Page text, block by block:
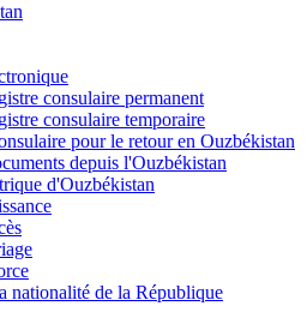
consulaire permanent
consulaire temporaire
pour le retour en Ouzbékistan
depuis l'Ouzbékistan
d'Ouzbékistan
nationalité de la République